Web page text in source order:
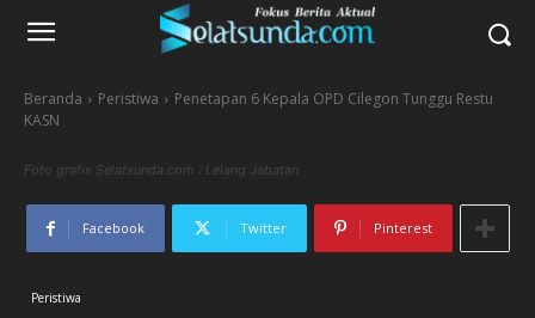
Beranda Peristiwa
Penetapan 6 Kepala OPD Cilegon Tunggu Restu
KASN
Foto grafis Selatsunda.com : Lelang Jabatan
Facebook Twitter Pinterest
Peristiwa